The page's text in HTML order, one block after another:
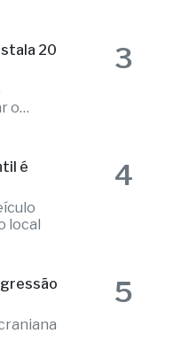
20
o
3
é
local
4
5